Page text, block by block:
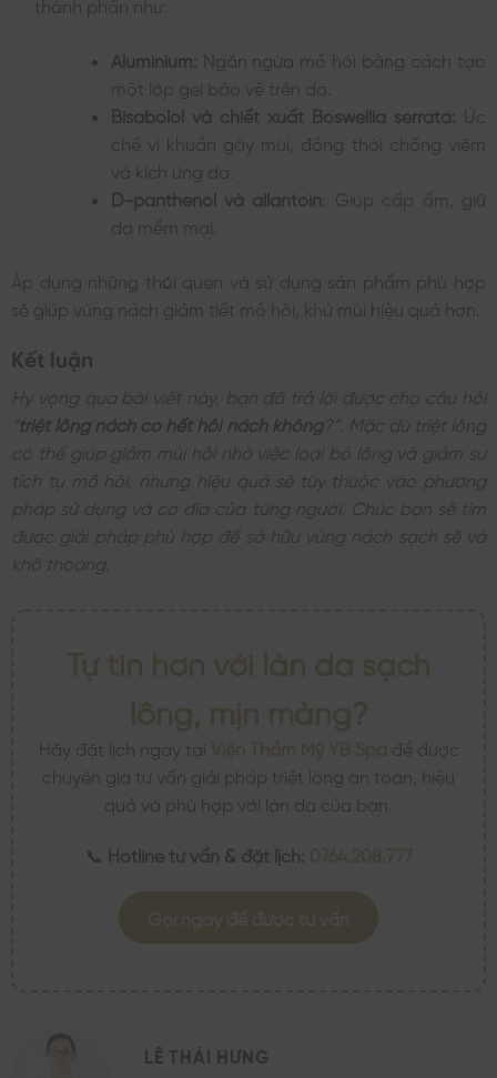
thành phần như:
Aluminium: Ngăn ngừa mồ hôi bằng cách tạo
một lớp gel bảo vệ trên da.
Bisabolol và chiết xuất Boswellia serrata:
chế vi khuẩn gây mùi, đồng thời chống viêm
và kích ứng da.
D-panthenol và allantoin : Giúp cấp ẩm, giữ
da mềm mại.
Áp dụng những thói quen và sử dụng sản phẩm phù hợp
sẽ giúp vùng nách giảm tiết mồ hôi, khử mùi hiệu quả hơn.
Kết luận
Hy vọng qua bài viết này, bạn đã trả lời được cho câu hỏi
triệt lông nách có hết hôi nách không?”. Mặc dù triệt lông
có thể giúp giảm mùi hôi nhờ việc loại bỏ lông và giảm sự
tích tụ mồ hôi, nhưng hiệu quả sẽ tùy thuộc vào phương
pháp sử dụng và cơ địa của từng người. Chúc bạn sẽ tìm
được giải pháp phù hợp để sở hữu vùng nách sạch sẽ và
khô thoáng.
Hãy đặt lịch ngay tại
để được
chuyên gia tư vấn giải pháp triệt lông an toàn, hiệu
quả và phù hợp với làn da của bạn.
📞 Hotline tư vấn & đặt lịch:
LÊ THÁI HƯNG